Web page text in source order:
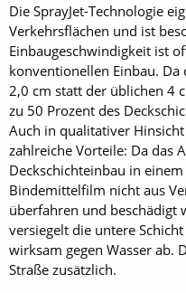
Die SprayJet-Technologie
Verkehrsflächen und ist
Einbaugeschwindigkeit ist
konventionellen Einbau. Da
2,0 cm statt der üblichen 4
zu 50 Prozent des
Auch in qualitativer
zahlreiche Vorteile: Da das
Deckschichteinbau in
Bindemittelfilm nicht aus
überfahren und beschädigt
versiegelt die untere
wirksam gegen Wasser ab.
Straße zusätzlich.